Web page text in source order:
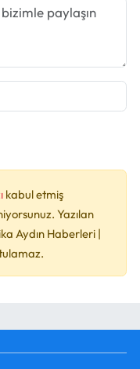
kabul etmiş
Yazılan
Aydın Haberleri |